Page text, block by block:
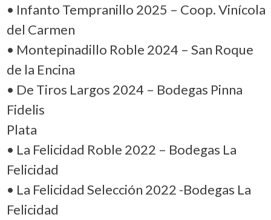
• Infanto Tempranillo 2025 – Coop. Vinícola
del Carmen
• Montepinadillo Roble 2024 – San Roque
de la Encina
• De Tiros Largos 2024 – Bodegas Pinna
Fidelis
Plata
• La Felicidad Roble 2022 – Bodegas La
Felicidad
• La Felicidad Selección 2022 -Bodegas La
Felicidad